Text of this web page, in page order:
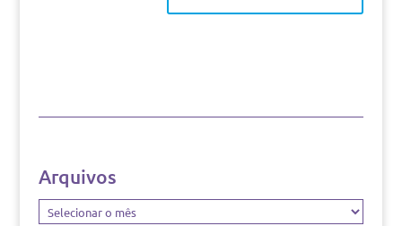
Arquivos
Arquivos